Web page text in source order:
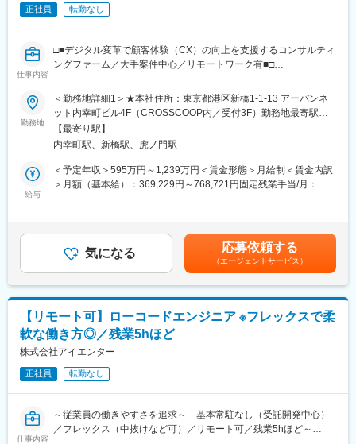
5．顧客の現在の業務プロセス、またセキュリティ/ガバナンス/コ
ンプライアンスなど考慮すべき点をシステム要件や業務要件に反
6．開発進捗や品質の管理、テスト計画の策定～実施
7．PL/PMの指示にもとづき開発/運用フェーズの課題抽出/改善施
■入社後の流れ：
まずは当社のデータ分析研修を受講いただき、当社ならではの方
法論やSQLの記法等を身につけていただきます。その後は、プロ
つつ、一方で「ビジネスとつながるテストパターンの検討」「ア
ナリティクスとつながるデータ構造の検討」といった、三位一体
ビジネス視点、アナリティクスのスキルを両輪で磨いた後は、ご
自身の適性や希望に応じた多様なキャリアパスがございます。た
とえばビジネス領域でコンサルタントやビジネスプロデューサー
を目指す、アナリティクスチームで分析基盤をデザインしていく
など、ご自身の興味関心ある分野でプロフェッショナルを目指す
ことが可能です。
変更の範囲：会社の定める業務
正社員 転勤なし
仕事内容
□■デジタル変革で顧客体験（CX）の向上を支援するコンサルティ
ングファーム／大手案件中心／リモートワーク有■□
■概要：
当社はコンサル／システム／データ／広告を一気通貫で担い、企
業のCX（顧客体験）を高めるDX支援を行うファームです。今
回、MA/CRMコンサルタントを募集（第二新卒も歓迎）。
上流の要件整理～導入・運用改善まで段階的に習得し、クライア
ントの顧客接点強化に貢献します。
■ミッション：
ただきます。
戦略立案から要件定義、導入支援、運用改善まで一気通貫で携わ
り、クライアントの顧客戦略をリードする役割を担います。
計・カスタマイズ支援
・顧客データを活用したコミュニケーション設計（メール、アプ
リ通知、LINE配信など）
測定
・顧客セグメント分析に基づいたパーソナライズ施策の企画実行
・経営層・マーケティング部門向け提案資料の作成
勤務地
＜勤務地詳細1＞★本社住所：東京都港区新橋1-1-13 アーバンネ
ット内幸町ビル4F（CROSSCOOP内／受付3F）勤務地最寄駅：
新橋駅受動喫煙対策：屋内全面禁煙＜勤務地詳細2＞フルリモート
住所：フルリモートでの勤務となります。 受動喫煙対策：屋内全
【最寄り駅】
内幸町駅、新橋駅、虎ノ門駅
給与
＜予定年収＞595万円～1,239万円＜賃金形態＞月給制＜賃金内訳
＞月額（基本給）：369,229円～768,721円固定残業手当/月：
賞与：年2回（6月・12月）※会社業績および個人のパフォーマン
スに連動して変動※年間で「月給総額1か月程度」を目安に支給
（夏0.5か月／冬0.5か月）■査定：年2回賃金はあくまでも目安の
金額であり、選考を通じて上下する可能性があります。月給(月額)
は固定手当を含めた表記です。
気になる 応募依頼する
（エージェントサービス）
【リモート可】ローコードエンジニア ※フレックスで柔
軟な働き方◎／残業5hほど
株式会社アイエンター
正社員 転勤なし
仕事内容
～従業員の働きやすさを追求～ 基本常駐なし（受託開発中心）
／フレックス（中抜けなど可）／リモート可／残業5hほど～